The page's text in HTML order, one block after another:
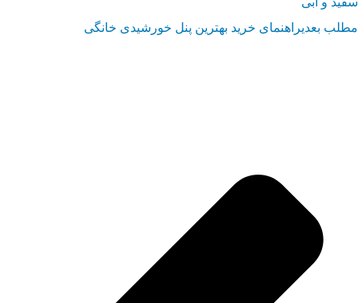
مطلب بعدیراهنمای خرید بهترین پنل خورشیدی خانگی